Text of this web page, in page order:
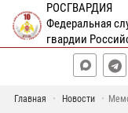
РОСГВАРДИЯ
Федеральная
гвардии
Главная Новости